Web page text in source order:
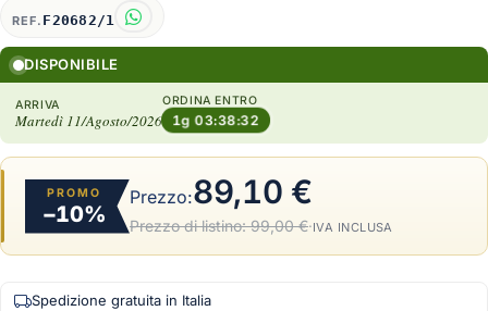
REF. F20682/1
DISPONIBILE
ARRIVA
Martedì 11/Agosto/2026
ORDINA ENTRO
1g 03:38:31
PROMO
−10%
Prezzo:89,10 €
Prezzo di listino:99,00 €·IVA INCLUSA
Spedizione gratuita in Italia